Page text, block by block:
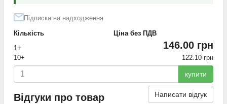
Підписка на надходження
Кількість
Ціна без ПДВ
1+
146.00 грн
10+ 122.10 грн
купити
Відгуки про товар Написати відгук